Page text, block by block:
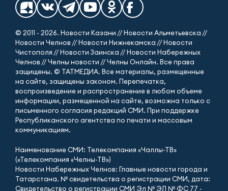
© 2011 - 2026. Новости Казани // Новости Альметьевска //
Новости Челнов // Новости Нижнекамска // Новости
Чистополя // Новости Заинска // Новости Набережных
Челнов // Челны новости // Челны Онлайн. Все права
защищены. © ТАТМЕДИА. Все материалы, размещенные
на сайте, защищены законом. Перепечатка,
воспроизведение и распространение в любом объеме
информации, размещенной на сайте, возможна только с
письменного согласия редакций СМИ. При поддержке
Республиканского агентства по печати и массовым
коммуникациям.
Наименование СМИ: Телекомпания «Чаллы-ТВ»
(«Телекомпания «Челны-ТВ»)
Новости Набережных Челнов: Главные новости города и
Татарстана. № свидетельства о регистрации СМИ, дата:
Свидетельство о регистрации СМИ Эл № ЭЛ № ФС 77 -